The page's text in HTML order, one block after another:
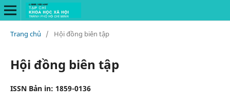
Trang chủ / Hội đồng biên tập
Hội đồng biên tập
ISSN Bản in: 1859-0136